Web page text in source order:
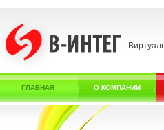
ГЛАВНАЯ О КОМПАНИИ